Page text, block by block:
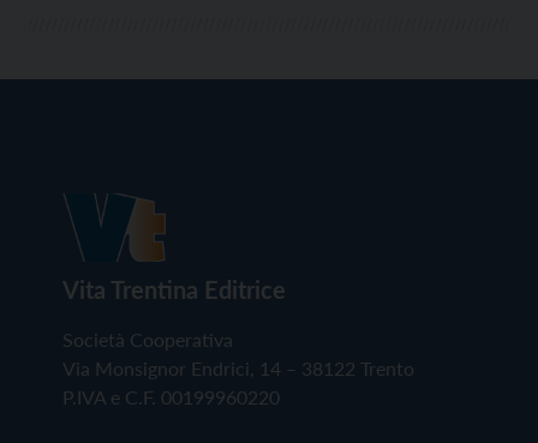
Vita Trentina Editrice
Società Cooperativa
Via Monsignor Endrici, 14 – 38122 Trento
P.IVA e C.F. 00199960220